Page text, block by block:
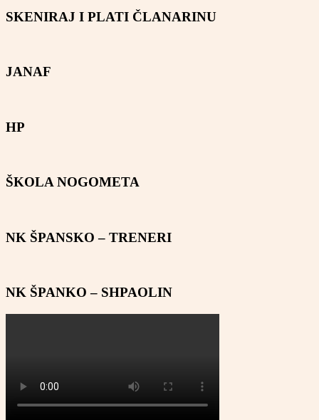
SKENIRAJ I PLATI ČLANARINU
JANAF
HP
ŠKOLA NOGOMETA
NK ŠPANSKO – TRENERI
NK ŠPANKO – SHPAOLIN